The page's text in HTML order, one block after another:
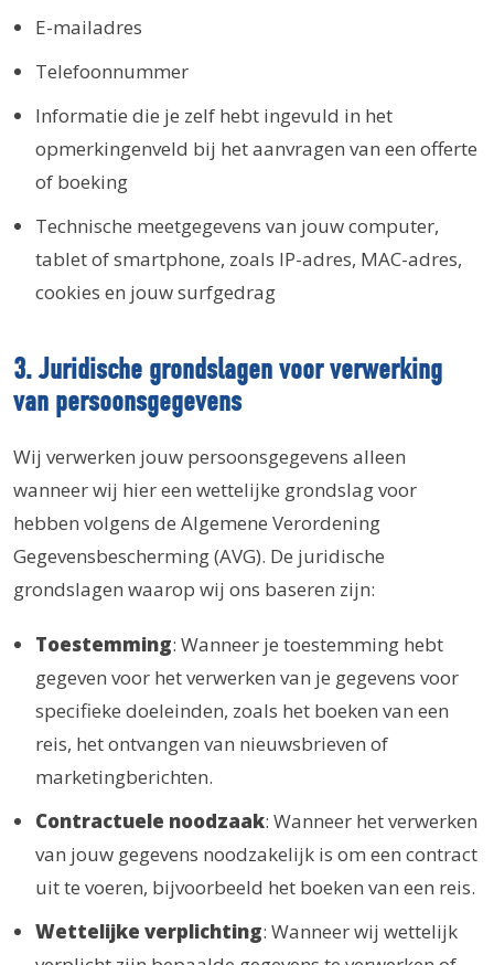
E-mailadres
Telefoonnummer
Informatie die je zelf hebt ingevuld in het
opmerkingenveld bij het aanvragen van een offerte
of boeking
Technische meetgegevens van jouw computer,
tablet of smartphone, zoals IP-adres, MAC-adres,
cookies en jouw surfgedrag
3. Juridische grondslagen voor verwerking
van persoonsgegevens
Wij verwerken jouw persoonsgegevens alleen
wanneer wij hier een wettelijke grondslag voor
hebben volgens de Algemene Verordening
Gegevensbescherming (AVG). De juridische
grondslagen waarop wij ons baseren zijn:
Toestemming: Wanneer je toestemming hebt
gegeven voor het verwerken van je gegevens voor
specifieke doeleinden, zoals het boeken van een
reis, het ontvangen van nieuwsbrieven of
marketingberichten.
Contractuele noodzaak: Wanneer het verwerken
van jouw gegevens noodzakelijk is om een contract
uit te voeren, bijvoorbeeld het boeken van een reis.
Wettelijke verplichting: Wanneer wij wettelijk